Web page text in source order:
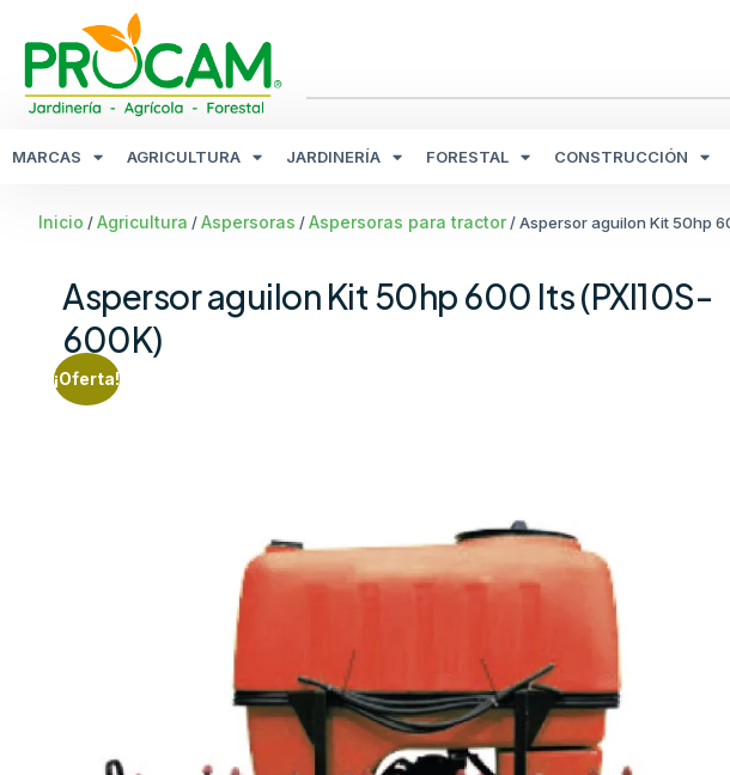
MARCAS AGRICULTURA JARDINERÍA FORESTAL CONSTRUCCIÓN
Inicio /Agricultura /Aspersoras /Aspersoras para tractor/ Aspersor aguilon Kit 50hp
Aspersor aguilon Kit 50hp 600 lts​ (PXI10S-
600K)
¡Oferta!